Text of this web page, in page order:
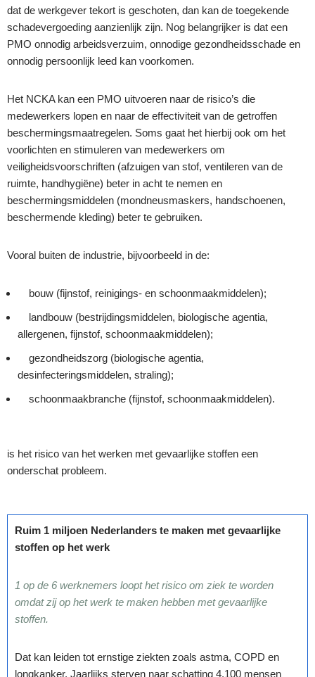
dat de werkgever tekort is geschoten, dan kan de toegekende
schadevergoeding aanzienlijk zijn. Nog belangrijker is dat een
PMO onnodig arbeidsverzuim, onnodige gezondheidsschade en
onnodig persoonlijk leed kan voorkomen.
Het NCKA kan een PMO uitvoeren naar de risico’s die
medewerkers lopen en naar de effectiviteit van de getroffen
beschermingsmaatregelen. Soms gaat het hierbij ook om het
voorlichten en stimuleren van medewerkers om
veiligheidsvoorschriften (afzuigen van stof, ventileren van de
ruimte, handhygiëne) beter in acht te nemen en
beschermingsmiddelen (mondneusmaskers, handschoenen,
beschermende kleding) beter te gebruiken.
Vooral buiten de industrie, bijvoorbeeld in de:
bouw (fijnstof, reinigings- en schoonmaakmiddelen);
landbouw (bestrijdingsmiddelen, biologische agentia,
allergenen, fijnstof, schoonmaakmiddelen);
gezondheidszorg (biologische agentia,
desinfecteringsmiddelen, straling);
schoonmaakbranche (fijnstof, schoonmaakmiddelen).
is het risico van het werken met gevaarlijke stoffen een
onderschat probleem.
Ruim 1 miljoen Nederlanders te maken met gevaarlijke
stoffen op het werk
1 op de 6 werknemers loopt het risico om ziek te worden
omdat zij op het werk te maken hebben met gevaarlijke
stoffen.
Dat kan leiden tot ernstige ziekten zoals astma, COPD en
longkanker. Jaarlijks sterven naar schatting 4.100 mensen